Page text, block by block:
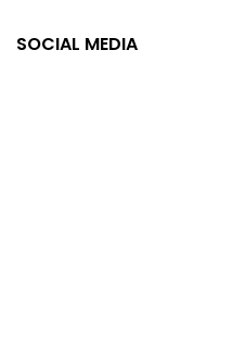
SOCIAL MEDIA